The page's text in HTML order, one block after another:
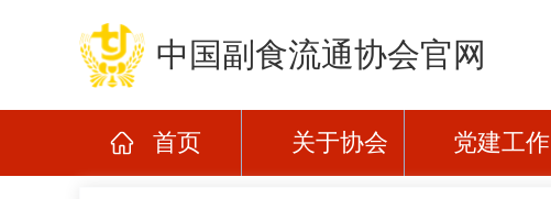
中国副食流通协会官网
首页 关于协会 党建工作